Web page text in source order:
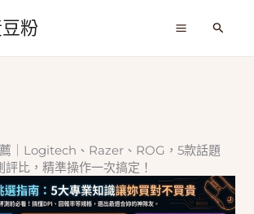
粉
搜
｜Logitech、Razer、ROG，5款話題
評比，精準操作一次搞定！